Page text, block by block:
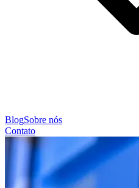
BlogSobre nós
Contato